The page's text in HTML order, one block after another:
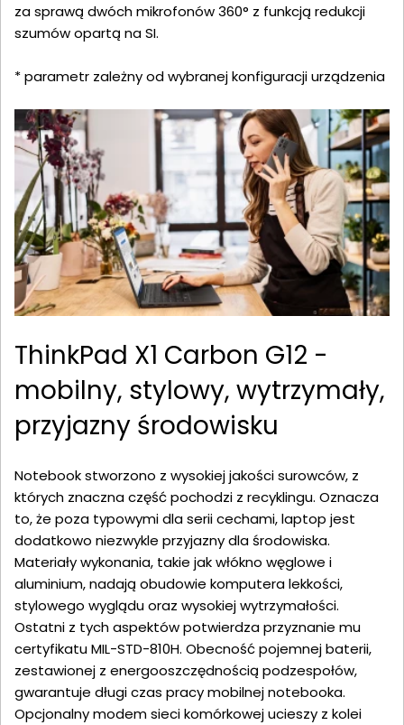
za sprawą dwóch mikrofonów 360° z funkcją redukcji
szumów opartą na SI.
* parametr zależny od wybranej konfiguracji urządzenia
ThinkPad X1 Carbon G12 -
mobilny, stylowy, wytrzymały,
przyjazny środowisku
Notebook stworzono z wysokiej jakości surowców, z
których znaczna część pochodzi z recyklingu. Oznacza
to, że poza typowymi dla serii cechami, laptop jest
dodatkowo niezwykle przyjazny dla środowiska.
Materiały wykonania, takie jak włókno węglowe i
aluminium, nadają obudowie komputera lekkości,
stylowego wyglądu oraz wysokiej wytrzymałości.
Ostatni z tych aspektów potwierdza przyznanie mu
certyfikatu MIL-STD-810H. Obecność pojemnej baterii,
zestawionej z energooszczędnością podzespołów,
gwarantuje długi czas pracy mobilnej notebooka.
Opcjonalny modem sieci komórkowej ucieszy z kolei